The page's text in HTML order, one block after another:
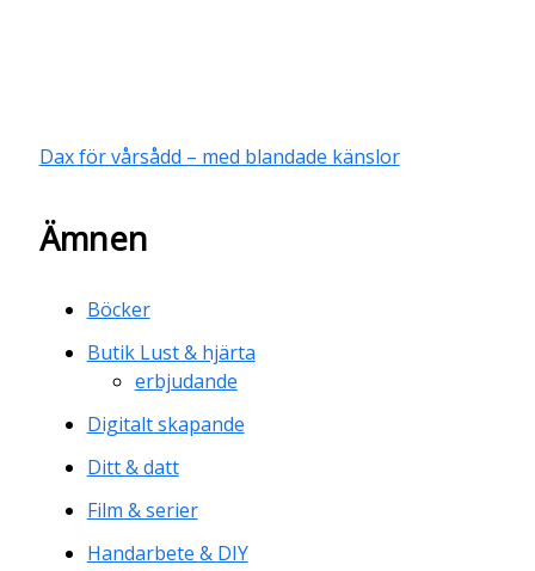
Dax för vårsådd – med blandade känslor
Ämnen
Böcker
Butik Lust & hjärta
erbjudande
Digitalt skapande
Ditt & datt
Film & serier
Handarbete & DIY